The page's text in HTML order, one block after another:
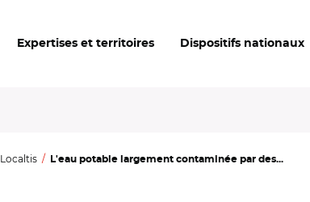
Expertises et territoires Dispositifs nationaux
Localtis L'eau potable largement contaminée par des...